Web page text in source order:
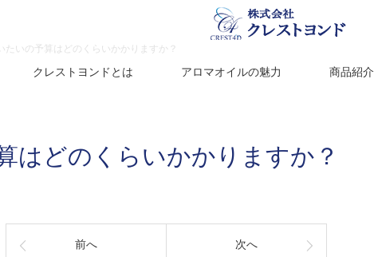
クレストヨンドとは アロマオイルの魅力 商品紹介
たいの予算はどのくらいかかりますか？
はどのくらいかかりますか？
前へ 次へ